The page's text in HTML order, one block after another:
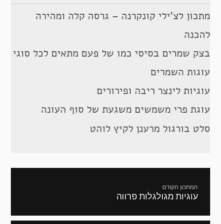
מתכון לצ’ילי קונקרנה – גרסה קלה ומהירה
להכנה
בצק שמרים בסיסי כמו של פעם מתאים לכל סוגי
עוגות השמרים
עוגיות לינצר ריבה ופירורים
עוגת פרי משמשים משגעת של סוף העונה
סלט בורגול מרענן לקיץ לוהט
המתכון הקודם
מתכון
עוגיות מגולגלות פרווה